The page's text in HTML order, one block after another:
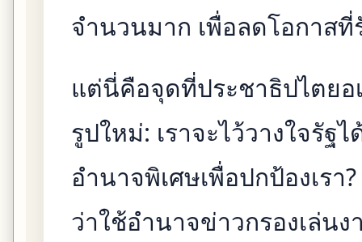
จำนวนมาก เพื่อลดโอกาส
แต่นี่คือจุดที่ประชาธิปไตยอ
รูปใหม่: เราจะไว้วางใจรัฐ
อำนาจพิเศษเพื่อปกป้องเรา
ว่าใช้อำนาจข่าวกรองเล่น